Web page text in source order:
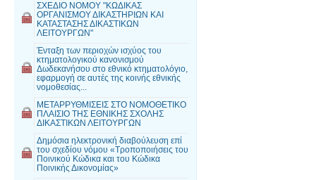
ΣΧΕΔΙΟ ΝΟΜΟΥ "ΚΩΔΙΚΑΣ
ΟΡΓΑΝΙΣΜΟΥ ΔΙΚΑΣΤΗΡΙΩΝ ΚΑΙ
ΚΑΤΑΣΤΑΣΗΣ ΔΙΚΑΣΤΙΚΩΝ
ΛΕΙΤΟΥΡΓΩΝ"
Ένταξη των περιοχών ισχύος του
κτηματολογικού κανονισμού
Δωδεκανήσου στο εθνικό κτηματολόγιο,
εφαρμογή σε αυτές της κοινής εθνικής
νομοθεσίας...
MΕΤΑΡΡΥΘΜΙΣΕΙΣ ΣΤΟ ΝΟΜΟΘΕΤΙΚΟ
ΠΛΑΙΣΙΟ ΤΗΣ ΕΘΝΙΚΗΣ ΣΧΟΛΗΣ
ΔΙΚΑΣΤΙΚΩΝ ΛΕΙΤΟΥΡΓΩΝ
Δημόσια ηλεκτρονική διαβούλευση επί
του σχεδίου νόμου «Τροποποιήσεις του
Ποινικού Κώδικα και του Κώδικα
Ποινικής Δικονομίας»